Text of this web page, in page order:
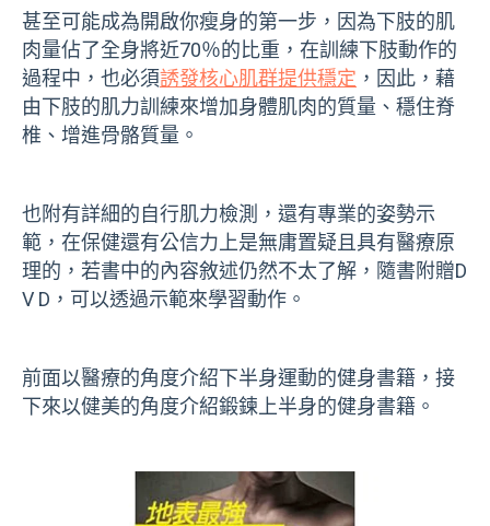
甚至可能成為開啟你瘦身的第一步，因為下肢的肌
肉量佔了全身將近70％的比重，在訓練下肢動作的
過程中，也必須誘發核心肌群提供穩定 ，因此，藉
由下肢的肌力訓練來增加身體肌肉的質量、穩住脊
椎、增進骨骼質量。
也附有詳細的自行肌力檢測，還有專業的姿勢示
範，在保健還有公信力上是無庸置疑且具有醫療原
理的，若書中的內容敘述仍然不太了解，隨書附贈D
V D ，可以透過示範來學習動作。
前面以醫療的角度介紹下半身運動的健身書籍，接
下來以健美的角度介紹鍛鍊上半身的健身書籍。